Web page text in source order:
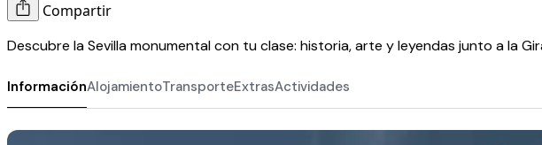
Compartir
Descubre la Sevilla monumental con tu clase: historia, arte y leyendas junto a la
InformaciónAlojamientoTransporteExtrasActividades